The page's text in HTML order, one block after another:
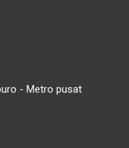
- Metro pusat